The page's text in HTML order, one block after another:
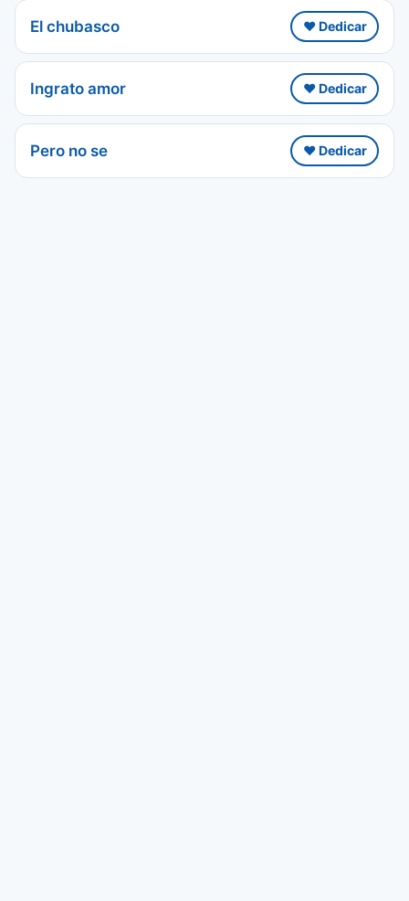
El chubasco ❤️ Dedicar
Ingrato amor ❤️ Dedicar
Pero no se ❤️ Dedicar